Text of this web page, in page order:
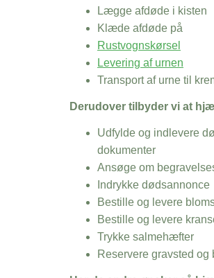
Lægge afdøde i kisten
Klæde afdøde på
Rustvognskørsel
Levering af urnen
Transport af urne til
Derudover tilbyder vi at
Udfylde og indlevere
dokumenter
Ansøge om
Indrykke dødsannonce
Bestille og levere
Bestille og levere
Trykke salmehæfter
Reservere gravsted og